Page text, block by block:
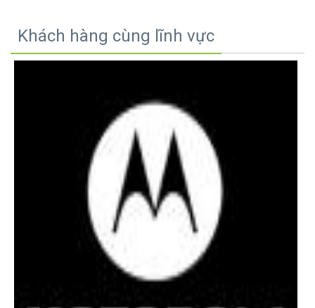
Khách hàng cùng lĩnh vực